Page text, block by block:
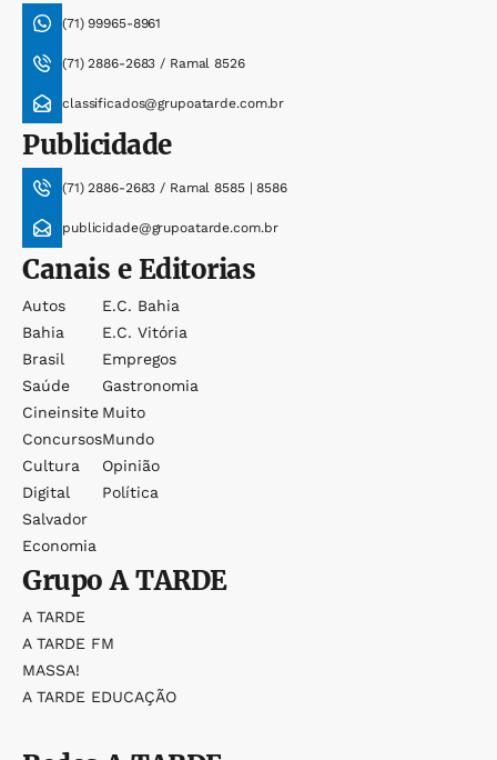
(71) 99965-8961
(71) 2886-2683 / Ramal 8526
classificados@grupoatarde.com.br
Publicidade
(71) 2886-2683 / Ramal 8585 | 8586
publicidade@grupoatarde.com.br
Canais e Editorias
Autos
Bahia
Brasil
Saúde
Cineinsite
Concursos
Cultura
Digital
Salvador
Economia
E.c. Bahia
E.c. Vitória
Empregos
Gastronomia
Muito
Mundo
Opinião
Política
GrupoA TARDE
A TARDE
A TARDE FM
MASSA!
A TARDE EDUCAÇÃO